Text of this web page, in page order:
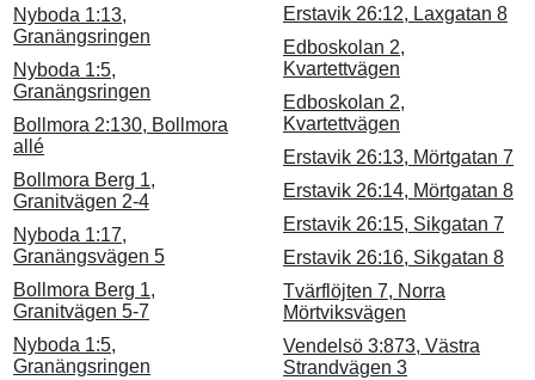
Nyboda 1:13,
Granängsringen
Nyboda 1:5,
Granängsringen
Bollmora 2:130, Bollmora
allé
Bollmora Berg 1,
Granitvägen 2-4
Nyboda 1:17,
Granängsvägen 5
Bollmora Berg 1,
Granitvägen 5-7
Nyboda 1:5,
Granängsringen
Erstavik 26:12, Laxgatan 8
Edboskolan 2,
Kvartettvägen
Edboskolan 2,
Kvartettvägen
Erstavik 26:13, Mörtgatan 7
Erstavik 26:14, Mörtgatan 8
Erstavik 26:15, Sikgatan 7
Erstavik 26:16, Sikgatan 8
Tvärflöjten 7, Norra
Mörtviksvägen
Vendelsö 3:873, Västra
Strandvägen 3